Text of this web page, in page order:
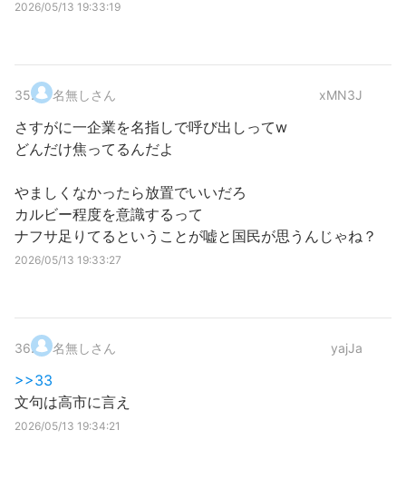
2026/05/13 19:33:19
35. 名無しさん xMN3J
さすがに一企業を名指しで呼び出しってw
どんだけ焦ってるんだよ
やましくなかったら放置でいいだろ
カルビー程度を意識するって
ナフサ足りてるということが嘘と国民が思うんじゃね？
2026/05/13 19:33:27
36. 名無しさん yajJa
>>33
文句は高市に言え
2026/05/13 19:34:21